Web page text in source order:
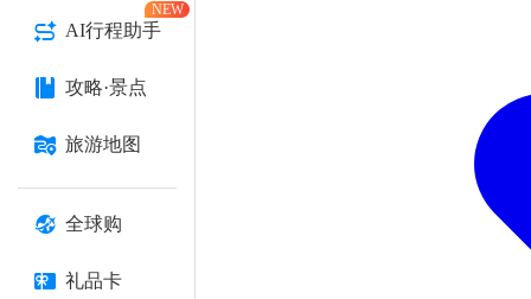
AI行程助手
NEW
攻略·景点
旅游地图
全球购
礼品卡